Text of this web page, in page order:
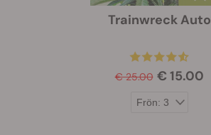
Trainwreck Auto
€ 25.00 € 15.00